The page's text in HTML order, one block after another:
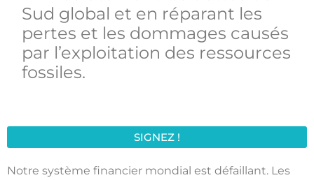
Sud global et en réparant les
pertes et les dommages causés
par l’exploitation des ressources
fossiles.
SIGNEZ !
Notre système financier mondial est défaillant. Les